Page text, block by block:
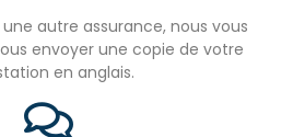
des souvenirs locaux, prévoyez
à l’aéroport. C’est
autre assurance, nous vous
envoyer une copie de votre
en anglais.